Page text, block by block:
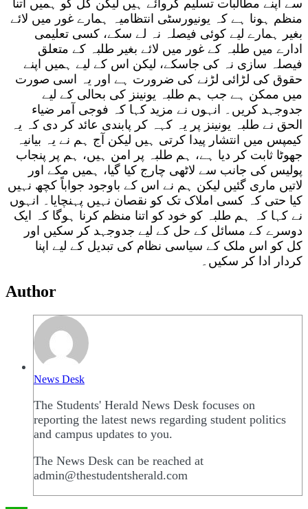
سے اپنے مطالبات تسلیم کروائے ہیں لیکن کل کو ہمیں اتنا
منظم ہونا ہے کہ یونیورسٹی انتظامیہ ہمارے غور میں لائے
بغیر ہمارے لیے کوئی فیصلہ نہ لے سکے، کسی تعلیمی
ادارے میں طلبہ کے غور میں لائے بغیر طلبہ کے متعلق
فیصلہ سازی نہ کی جاسکے، لیکن اس کے لیے ہمیں اپنے
حقوق کی لڑائی لڑنے کی ضرورت ہے اور یہ اسی صورت
میں ممکن ہے جب ہم طلبہ یونینز کی بحالی کے لیے
جدوجہد کریں۔ انہوں نے مزید کہا کہ فوجی آمر ضیاء
الحق نے طلبہ یونینز پر یہ کہہ کر پابندی عائد کر دی کہ یہ
کیمپس میں انتشار پیدا کرتی ہیں لیکن آج ہم نے یہ بیانیہ
جھوٹا ثابت کر دیا ہے، ہم طلبہ پر امن ہیں، ہم پر پنجاب
پولیس کی جانب سے لاٹھی چارج کیا گیا، ہمیں مکے اور
لاتیں ماری گئیں لیکن ہم نے اس کے باوجود جواباً کچھ نہیں
کیا حتی کہ کسی املاک تک کو نقصان نہیں پہنچایا۔ انہوں
نے کہا کہ ہم طلبہ کو خود کو اتنا منظم کرنا ہوگا کہ ایک
دوسرے کے مسائل کے حل کے لیے جدوجہد کر سکیں اور
کل کو اس ملک کے سیاسی نظام کی تبدیل کے لیے اپنا
کردار ادا کر سکیں۔
Author
News Desk
The Students' Herald News Desk focuses on
reporting the latest news regarding student politics
and campus updates to you.
The News Desk can be reached at
admin@thestudentsherald.com